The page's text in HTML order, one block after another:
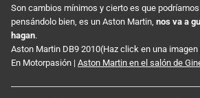
Son cambios mínimos y cierto es que
pensándolo bien, es un Aston Martin, nos va a
hagan.
Aston Martin DB9 2010(Haz click en una
En Motorpasión | Aston Martin en el salón de